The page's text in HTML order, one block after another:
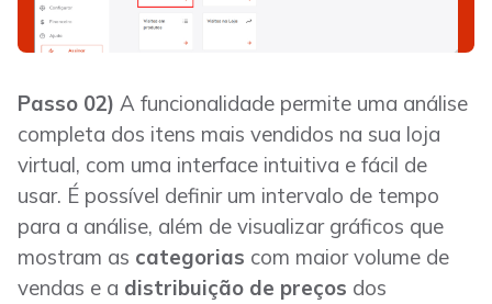
Passo 02) A funcionalidade permite uma análise
completa dos itens mais vendidos na sua loja
virtual, com uma interface intuitiva e fácil de
usar. É possível definir um intervalo de tempo
para a análise, além de visualizar gráficos que
mostram as categorias com maior volume de
vendas e a distribuição de preços dos